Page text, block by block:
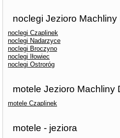
noclegi Jezioro
noclegi Czaplinek
noclegi Nadarzyce
noclegi Broczyno
noclegi Iłowiec
noclegi Ostroróg
motele Jezioro Machliny
motele Czaplinek
motele - jeziora